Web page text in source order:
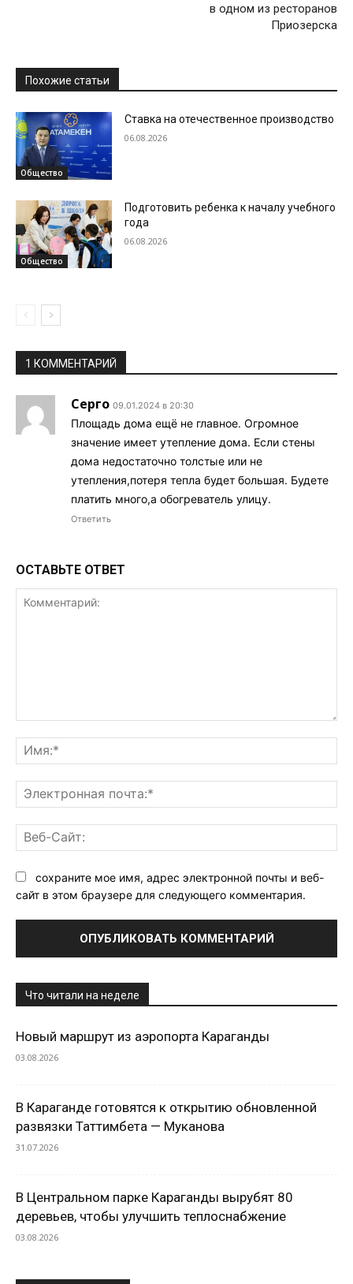
в одном из ресторанов
Приозерска
Похожие статьи
Общество
Ставка на отечественное производство
06.08.2026
Общество
Подготовить ребенка к началу учебного
года
06.08.2026
1 КОММЕНТАРИЙ
Серго 09.01.2024 в 20:30
Площадь дома ещё не главное. Огромное
значение имеет утепление дома. Если стены
дома недостаточно толстые или не
утепления,потеря тепла будет большая. Будете
платить много,а обогреватель улицу.
Ответить
ОСТАВЬТЕ ОТВЕТ
сохраните мое имя, адрес электронной почты и веб-
сайт в этом браузере для следующего комментария.
Что читали на неделе
Новый маршрут из аэропорта Караганды
03.08.2026
В Караганде готовятся к открытию обновленной
развязки Таттимбета — Муканова
31.07.2026
В Центральном парке Караганды вырубят 80
деревьев, чтобы улучшить теплоснабжение
03.08.2026